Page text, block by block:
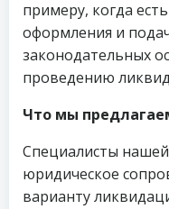
примеру, когда
оформления и
законодательных
проведению
Что мы
Специалисты
юридическое
варианту